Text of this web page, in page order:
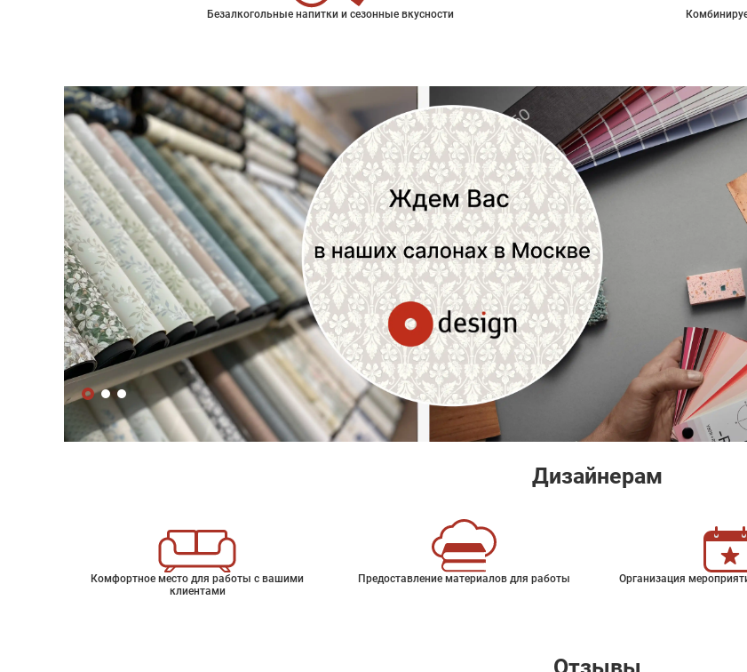
Безалкогольные напитки и сезонные вкусности
Дизайнерам
Комфортное место для работы с вашими
клиентами
Предоставление материалов для работы Организация